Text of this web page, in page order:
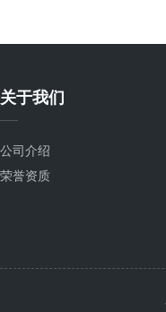
关于我们
公司介绍
荣誉资质